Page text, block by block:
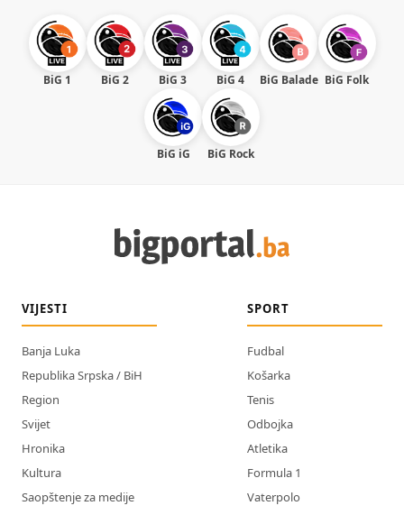
BiG 1 BiG 2 BiG 3 BiG 4 BiG Balade BiG Folk
BiG iG BiG Rock
VIJESTI
Banja Luka
Republika Srpska / BiH
Region
Svijet
Hronika
Kultura
Saopštenje za medije
SPORT
Fudbal
Košarka
Tenis
Odbojka
Atletika
Formula 1
Vaterpolo